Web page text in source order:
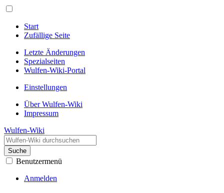
Start
Zufällige Seite
Letzte Änderungen
Spezialseiten
Wulfen-Wiki-Portal
Einstellungen
Über Wulfen-Wiki
Impressum
Wulfen-Wiki
Suche
Benutzermenü
Anmelden